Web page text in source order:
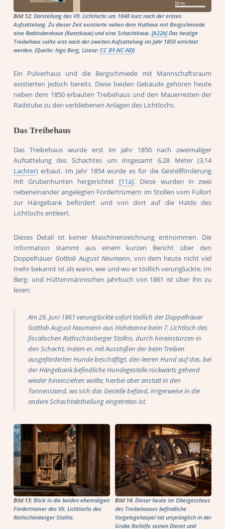
Bild 12: Darstellung des VII. Lichtlochs um 1848 kurz nach der ersten
Aufsattelung. Zu dieser Zeit existierte neben dem Huthaus mit Bergschmiede
eine Radstubenkaue (Kunstkaue) und eine Schachtkaue. [A22b]Das heutige
Treibehaus sollte erst nach der zweiten Aufsattelung im Jahr 1850 errichtet
werden. (Quelle: Ingo Berg, Lizenz: CC BY-NC-ND)
Ein Pulverhaus und die Bergschmiede mit Mannschaftsraum
existierten jedoch bereits. Diese beiden Gebäude gehören heute
neben dem 1850 erbauten Treibehaus und den Mauerresten der
Radstube zu den verbliebenen Anlagen des Lichtlochs.
Das Treibehaus
Das Treibehaus wurde erst im Jahr 1850 nach zweimaliger
Aufsattelung des Schachtes um insgesamt 6,28 Meter (3,14
Lachter) erbaut. Im Jahr 1854 wurde es für die Gestellförderung
mit Grubenhunten hergerichtet [11a]. Diese wurden in zwei
nebeneinander angelegten Fördertrümern im Stollen vom Füllort
zur Hängebank befördert und von dort auf die Halde des
Lichtlochs entleert.
Dieses Detail ist keiner Maschinenzeichnung entnommen. Die
Information stammt aus einem kurzen Bericht über den
Doppelhäuer Gottlob August Neumann, von dem heute nicht viel
mehr bekannt ist als wann, wie und wo er tödlich verunglückte. Im
Berg- und Hüttenmännischen Jahrbuch von 1861 ist über ihn zu
lesen:
Am 29. Juni 1861 verunglückte sofort tödlich der Doppelhäuer
Gottlob August Naumann aus Hohetanne beim 7. Lichtloch des
fiscalischen Rothschönberger Stollns, durch hineinstürzen in
den Schacht, indem er, mit Ausstoßen der beim Treiben
ausgeförderten Hunde beschäftigt, den leeren Hund auf das, bei
der Hängebank befindliche Hundegestelle rückwärts gehend
wieder hineinziehen wollte, hierbei aber anstatt in den
Tonnenstand, wo sich das Gestelle befand, irrigerweise in die
andere Schachtabtheilung eingetreten ist.
Bild 13: Blick in die beiden ehemaligen
Fördertrümer des VII. Lichtlochs des
Rothschönberger Stollns.
Bild 14: Dieser heute im Obergeschoss
des Treibehauses befindliche
Vorgelegehaspel tat ursprünglich in der
Grube Beihilfe seinen Dienst und